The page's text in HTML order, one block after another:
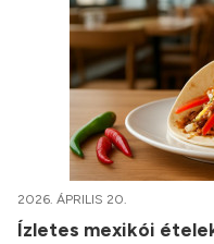
2026. ÁPRILIS 20.
Ízletes mexikói